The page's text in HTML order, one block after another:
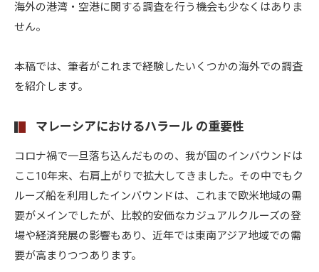
海外の港湾・空港に関する調査を行う機会も少なくはありま
せん。
本稿では、筆者がこれまで経験したいくつかの海外での調査
を紹介します。
マレーシアにおけるハラール の重要性
コロナ禍で一旦落ち込んだものの、我が国のインバウンドは
ここ10年来、右肩上がりで拡大してきました。その中でもク
ルーズ船を利用したインバウンドは、これまで欧米地域の需
要がメインでしたが、比較的安価なカジュアルクルーズの登
場や経済発展の影響もあり、近年では東南アジア地域での需
要が高まりつつあります。